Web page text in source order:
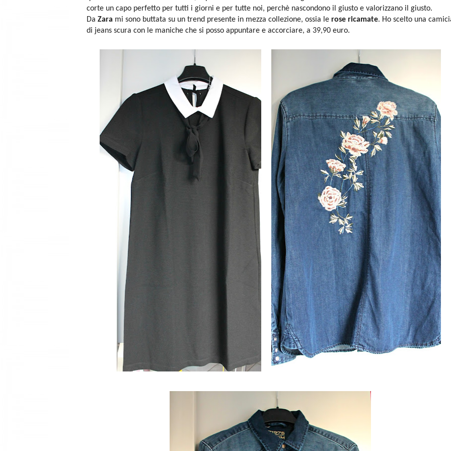
corte un capo perfetto per tutti i giorni e per tutte noi, perchè nascondono il giusto e valorizzano il giusto.
Da Zara mi sono buttata su un trend presente in mezza collezione, ossia le rose ricamate. Ho scelto una
di jeans scura con le maniche che si posso appuntare e accorciare, a 39,90 euro.